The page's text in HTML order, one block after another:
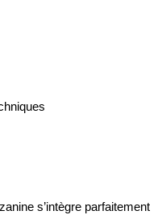
s’intègre parfaitement